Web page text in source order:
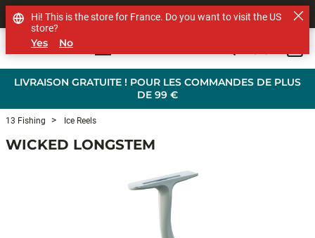
LIVRAISON GRATUITE ! POUR LES COMMANDES DE PLUS
DE 99 €
SHOP OTHER BRANDS
13 Fishing Ice Reels
WICKED LONGSTEM
Hi! This is the store for France. Do you want to visit the US
store?
Yes No